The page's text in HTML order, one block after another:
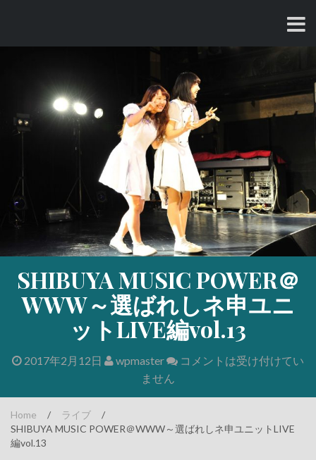
テ
SHIBUYA MUSIC POWER＠
WWW～選ばれしネ申ユニ
ットLIVE編vol.13
2017年2月12日 wpmaster
コメントは受け付けてい
ません
Home / ライブ
/
SHIBUYA MUSIC POWER＠WWW～選ばれしネ申ユニットLIVE
編vol.13